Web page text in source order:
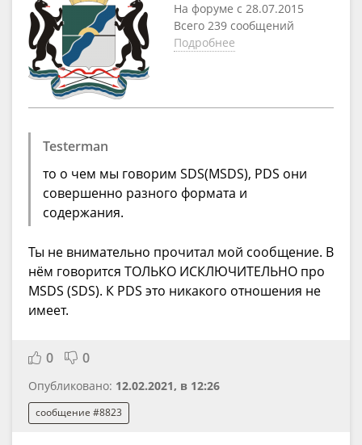
На форуме с 28.07.2015
Всего 239 сообщений
Подробнее
Testerman
то о чем мы говорим SDS(MSDS), PDS они
совершенно разного формата и
содержания.
Ты не внимательно прочитал мой сообщение. В
нём говорится ТОЛЬКО ИСКЛЮЧИТЕЛЬНО про
MSDS (SDS). К PDS это никакого отношения не
имеет.
0 0
Опубликовано: 12.02.2021, в 12:26
сообщение #8823